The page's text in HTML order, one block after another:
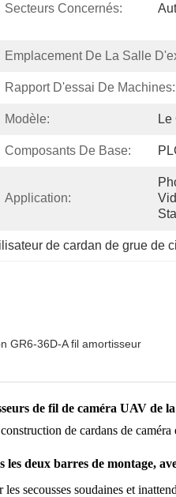
Secteurs Concernés:
Emplacement De La Salle
Rapport D'essai De Machines:
Modèle:
Composants De Base:
Application:
de cardan de grue de
GR6-36D-A fil amortisseur
de fil de caméra UAV de
de cardans de
deux barres de montage,
secousses soudaines et